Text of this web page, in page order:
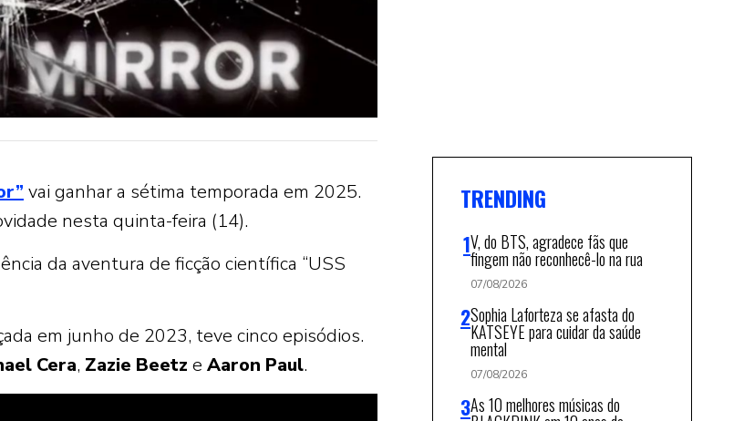
vai ganhar a sétima temporada em 2025.
nesta quinta-feira (14).
da aventura de ficção científica “USS
em junho de 2023, teve cinco episódios.
Cera, Zazie Beetz e Aaron Paul.
TRENDING
V, do BTS, agradece fãs que
fingem não reconhecê-lo na rua
07/08/2026
Sophia Laforteza se afasta do
KATSEYE para cuidar da saúde
mental
07/08/2026
As 10 melhores músicas do